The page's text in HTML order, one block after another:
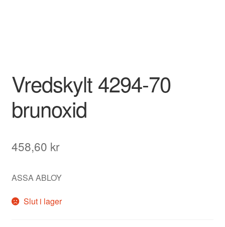
Vredskylt 4294-70
brunoxid
458,60 kr
ASSA ABLOY
Slut i lager